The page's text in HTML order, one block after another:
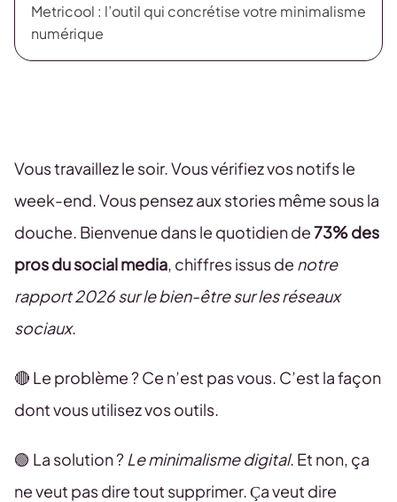
Metricool : l’outil qui concrétise votre minimalisme
numérique
Vous travaillez le soir. Vous vérifiez vos notifs le
week-end. Vous pensez aux stories même sous la
douche. Bienvenue dans le quotidien de73% des
pros du social media, chiffres issus de notre
rapport 2026 sur le bien-être sur les réseaux
sociaux.
🔴 Le problème ? Ce n’est pas vous. C’est la façon
dont vous utilisez vos outils.
🟢 La solution ? Le minimalisme digital. Et non, ça
ne veut pas dire tout supprimer. Ça veut dire